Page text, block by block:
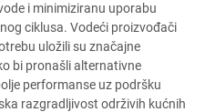
i minimiziranu uporabu
ciklusa. Vodeći proizvođači
uložili su značajne
bi pronašli alternativne
performanse uz podršku
razgradljivost održivih kućnih